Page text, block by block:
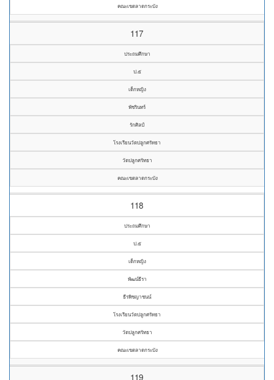
คณะเขตลาดกระบัง
117
ประถมศึกษา
ป.๕
เด็กหญิง
พัชรินทร์
รักศิลป์
โรงเรียนวัดปลูกศรัทธา
วัดปลูกศรัทธา
คณะเขตลาดกระบัง
118
ประถมศึกษา
ป.๕
เด็กหญิง
พัฒน์ธีรา
ธีรพิชญาชนน์
โรงเรียนวัดปลูกศรัทธา
วัดปลูกศรัทธา
คณะเขตลาดกระบัง
119